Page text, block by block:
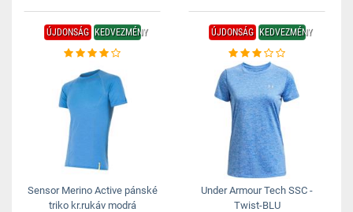
ÚJDONSÁG KEDVEZMÉNY
Sensor Merino Active pánské
triko kr.rukáv modrá
ÚJDONSÁG KEDVEZMÉNY
Under Armour Tech SSC -
Twist-BLU